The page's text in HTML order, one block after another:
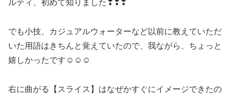
ルティ、初めて知りました❣❣❣
でも小技、カジュアルウォーターなど以前に教えていただ
いた用語はきちんと覚えていたので、我ながら、ちょっと
嬉しかったです☺☺☺
右に曲がる【スライス】はなぜかすぐにイメージできたの